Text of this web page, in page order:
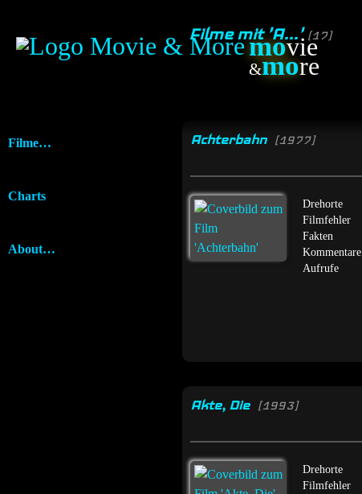
movie
&more
Filme mit 'A...' (17)
Filme…
Charts
About…
Achterbahn [1977]
Drehorte
Filmfehler
Fakten
Kommentare
Aufrufe
Akte, Die [1993]
Drehorte
Filmfehler